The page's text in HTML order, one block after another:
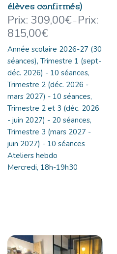
élèves confirmés)
309,00€ –
815,00€
Année scolaire 2026-27 (30
séances), Trimestre 1 (sept-
déc. 2026) - 10 séances,
Trimestre 2 (déc. 2026 -
mars 2027) - 10 séances,
Trimestre 2 et 3 (déc. 2026
- juin 2027) - 20 séances,
Trimestre 3 (mars 2027 -
juin 2027) - 10 séances
Ateliers hebdo
Mercredi, 18h-19h30